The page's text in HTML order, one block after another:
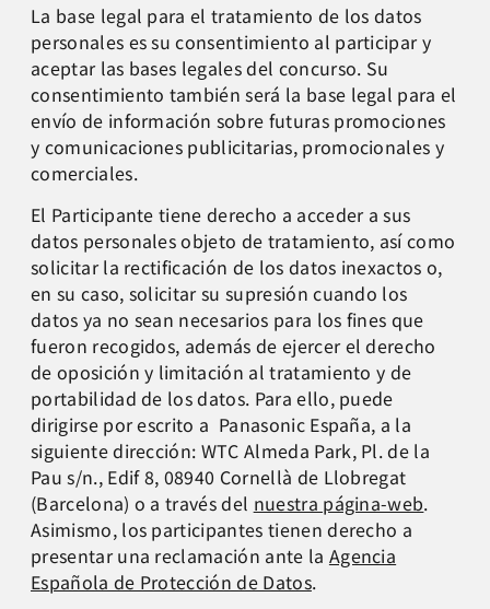
La base legal para el tratamiento de los datos
personales es su consentimiento al participar y
aceptar las bases legales del concurso. Su
consentimiento también será la base legal para el
envío de información sobre futuras promociones
y comunicaciones publicitarias, promocionales y
comerciales.
El Participante tiene derecho a acceder a sus
datos personales objeto de tratamiento, así como
solicitar la rectificación de los datos inexactos o,
en su caso, solicitar su supresión cuando los
datos ya no sean necesarios para los fines que
fueron recogidos, además de ejercer el derecho
de oposición y limitación al tratamiento y de
portabilidad de los datos. Para ello, puede
dirigirse por escrito a Panasonic España, a la
siguiente dirección: WTC Almeda Park, Pl. de la
Pau s/n., Edif 8, 08940 Cornellà de Llobregat
(Barcelona) o a través del nuestra página-web.
Asimismo, los participantes tienen derecho a
presentar una reclamación ante la Agencia
Española de Protección de Datos.